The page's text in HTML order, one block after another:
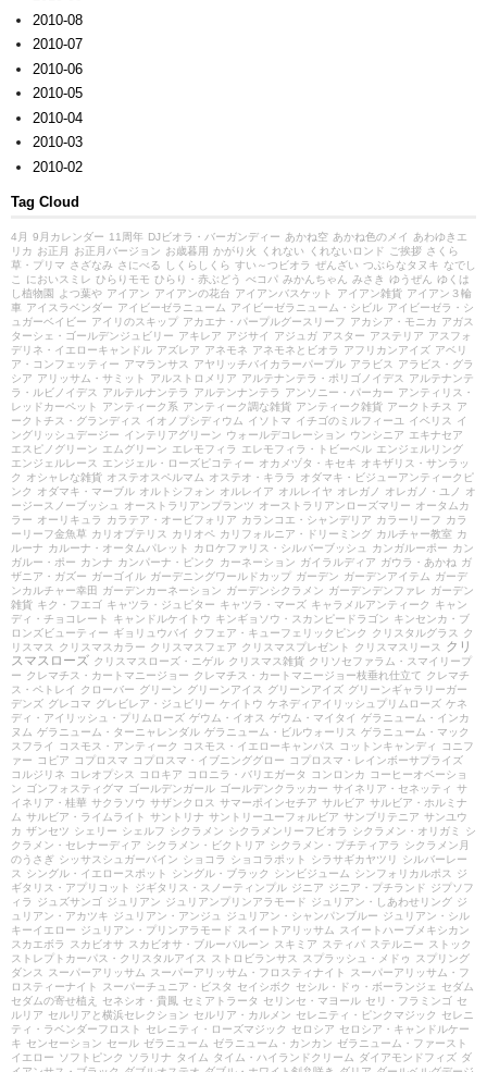
2010-08
2010-07
2010-06
2010-05
2010-04
2010-03
2010-02
Tag Cloud
4月 9月カレンダー 11周年 DJビオラ・バーガンディー あかね空 あかね色のメイ
あわゆきエ
リカ お正月 お正月バージョン お歳暮用 かがり火 くれない くれないロンド ご挨拶 さくら
草・プリマ さざなみ さにべる しくらしくら すい～つビオラ ぜんざい つぶらなタヌキ なでし
こ
においスミレ ひらりモモ ひらり・赤ぶどう べコパ みかんちゃん みさき ゆうぜん
ゆくは
し植物園
よつ葉や アイアン アイアンの花台 アイアンバスケット アイアン雑貨 アイアン３輪
車 アイスラベンダー アイビーゼラニューム アイビーゼラニューム・シビル アイビーゼラ・シ
ュガーベイビー アイリのスキップ アカエナ・パープルグースリーフ アカシア・モニカ アガス
ターシェ・ゴールデンジュビリー アキレア アジサイ アジュガ アスター アステリア アスフォ
デリネ・イエローキャンドル アズレア アネモネ アネモネとビオラ アフリカンアイズ アベリ
ア・コンフェッティー アマランサス アヤリッチバイカラーパープル アラビス
アラビス・グラ
シア アリッサム・サミット アルストロメリア アルテナンテラ・ポリゴノイデス
アルテナンテ
ラ・ルビノイデス
アルテルナンテラ アルテンナンテラ アンソニー・パーカー アンティリス・
レッドカーペット
アンティーク系 アンティーク調な雑貨 アンティーク雑貨 アークトチス
ア
ークトチス・グランディス
イオノプシディウム イソトマ イチゴのミルフィーユ イベリス
イ
ングリッシュデージー インテリアグリーン ウォールデコレーション ウンシニア エキナセア
エスピノグリーン エムグリーン エレモフィラ エレモフィラ・トビーベル エンジェルリング
エンジェルレース
エンジェル・ローズピコティー オカメヅタ・キセキ オキザリス・サンラッ
ク
オシャレな雑貨 オステオスペルマム オステオ・キララ
オダマキ・ビジューアンティークピ
ンク
オダマキ・マーブル オルトシフォン オルレイア オルレイヤ オレガノ オレガノ・ユノ
オ
ージースノーブッシュ
オーストラリアンプランツ オーストラリアンローズマリー オータムカ
ラー オーリキュラ カラテア・オービフォリア カランコエ・シャンデリア カラーリーフ カラ
ーリーフ金魚草 カリオプテリス カリオペ カリフォルニア・ドリーミング カルチャー教室 カ
ルーナ カルーナ・オータムパレット カロケファリス・シルバーブッシュ カンガルーポー カン
ガルー・ポー カンナ カンパーナ・ピンク カーネーション ガイラルディア ガウラ・あかね ガ
ザニア・ガズー ガーゴイル ガーデニングワールドカップ ガーデン ガーデンアイテム ガーデ
ンカルチャー幸田
ガーデンカーネーション ガーデンシクラメン ガーデンデンファレ ガーデン
雑貨 キク・フエゴ キャツラ・ジュピター キャツラ・マーズ キャラメルアンティーク
キャン
ディ・チョコレート
キャンドルケイトウ キンギョソウ・スカンピードラゴン キンセンカ・ブ
ロンズビューティー ギョリュウバイ クフェア・キューフェリックピンク クリスタルグラス
ク
リスマス
クリスマスカラー クリスマスフェア クリスマスプレゼント クリスマスリース
クリ
スマスローズ クリスマスローズ・ニゲル クリスマス雑貨 クリソセファラム・スマイリープ
ー クレマチス・カートマニージョー クレマチス・カートマニージョー枝垂れ仕立て クレマチ
ス・ペトレイ
クローバー グリーン グリーンアイス グリーンアイズ グリーンギャラリーガー
デンズ グレコマ グレビレア・ジュビリー ケイトウ ケネディアイリッシュプリムローズ ケネ
ディ・アイリッシュ・プリムローズ ゲウム・イオス ゲウム・マイタイ ゲラニューム・インカ
ヌム ゲラニューム・ターニャレンダル ゲラニューム・ビルウォーリス ゲラニューム・マック
スフライ
コスモス・アンティーク コスモス・イエローキャンパス コットンキャンディ
コニフ
ァー
コピア コプロスマ コプロスマ・イブニンググロー
コプロスマ・レインボーサプライズ
コルジリネ
コレオプシス コロキア コロニラ・バリエガータ コンロンカ
コーヒーオベーショ
ン ゴンフォスティグマ ゴールデンガール ゴールデンクラッカー サイネリア・セネッティ サ
イネリア・桂華 サクラソウ サザンクロス サマーポインセチア サルビア サルビア・ホルミナ
ム サルビア・ライムライト サントリナ サントリーユーフォルビア サンブリテニア サンユウ
カ ザンセツ シェリー シェルフ シクラメン シクラメンリーフビオラ シクラメン・オリガミ
シ
クラメン・セレナーディア シクラメン・ビクトリア シクラメン・プチティアラ
シクラメン月
のうさぎ シッサスシュガーバイン ショコラ ショコラポット シラサギカヤツリ
シルバーレー
ス
シングル・イエロースポット シングル・ブラック シンビジューム シンフォリカルポス
ジ
ギタリス・アプリコット
ジギタリス・スノーティンプル ジニア ジニア・プチランド ジプソフ
ィラ
ジュズサンゴ ジュリアン ジュリアンプリンアラモード ジュリアン・しあわせリング ジ
ュリアン・アカツキ ジュリアン・アンジュ ジュリアン・シャンパンブルー ジュリアン・シル
キーイエロー ジュリアン・プリンアラモード スイートアリッサム
スイートハーブメキシカン
スカエボラ
スカビオサ スカビオサ・ブルーバルーン スキミア スティパ ステルニー
ストック
ストレプトカーパス・クリスタルアイス
ストロビランサス スプラッシュ・メドゥ
スプリング
ダンス
スーパーアリッサム スーパーアリッサム・フロスティナイト
スーパーアリッサム・フ
ロスティーナイト
スーパーチュニア・ビスタ セイシボク セシル・ドゥ・ボーランジェ
セダム
セダムの寄せ植え
セネシオ・貴鳳 セミアトラータ セリンセ・マヨール セリ・フラミンゴ セ
ルリア セルリアと横浜セレクション セルリア・カルメン セレニティ・ピンクマジック
セレニ
ティ・ラベンダーフロスト
セレニティ・ローズマジック セロシア セロシア・キャンドルケー
キ センセーション セール ゼラニューム ゼラニューム・カンカン ゼラニューム・ファースト
イエロー ソフトピンク ソラリナ タイム タイム・ハイランドクリーム ダイアモンドフィズ ダ